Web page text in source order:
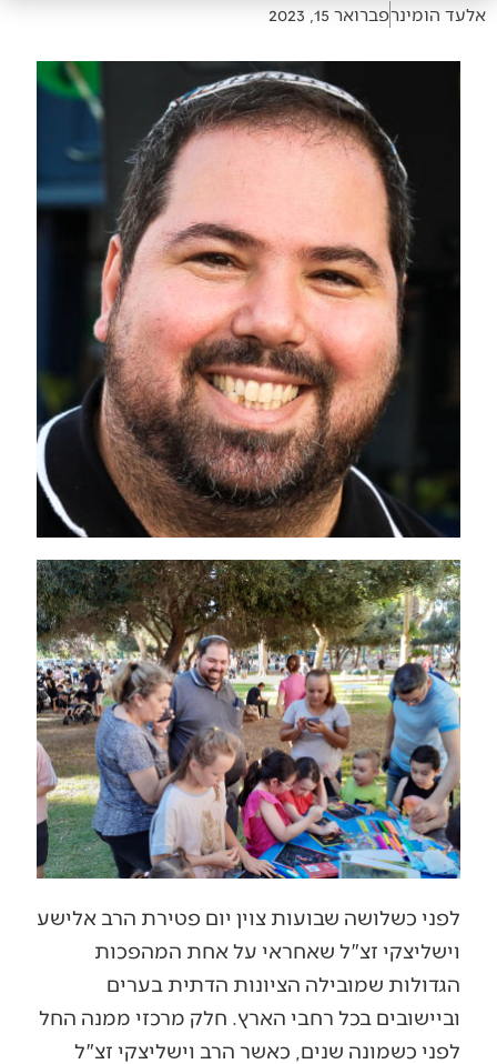
אלעד הומינרפברואר 15, 2023
לפני כשלושה שבועות צוין יום פטירת הרב אלישע
וישליצקי זצ"ל שאחראי על אחת המהפכות
הגדולות שמובילה הציונות הדתית בערים
וביישובים בכל רחבי הארץ. חלק מרכזי ממנה החל
לפני כשמונה שנים, כאשר הרב וישליצקי זצ"ל